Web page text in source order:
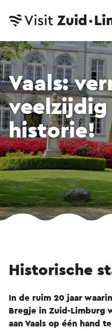
Vaals:
veelzijdig
historie!
Historische
In de ruim 20 jaar
Bregje in Zuid-Limburg
aan Vaals op één hand